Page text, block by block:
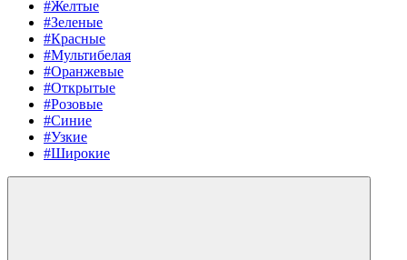
#Желтые
#Зеленые
#Красные
#Мультибелая
#Оранжевые
#Открытые
#Розовые
#Синие
#Узкие
#Широкие